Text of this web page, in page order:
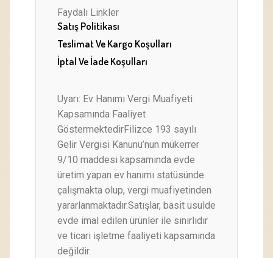
Faydalı Linkler
Satış Politikası
Teslimat Ve Kargo Koşulları
İptal Ve İade Koşulları
Uyarı: Ev Hanımı Vergi Muafiyeti
Kapsamında Faaliyet
GöstermektedirFilizce 193 sayılı
Gelir Vergisi Kanunu’nun mükerrer
9/10 maddesi kapsamında evde
üretim yapan ev hanımı statüsünde
çalışmakta olup, vergi muafiyetinden
yararlanmaktadır.Satışlar, basit usulde
evde imal edilen ürünler ile sınırlıdır
ve ticari işletme faaliyeti kapsamında
değildir.